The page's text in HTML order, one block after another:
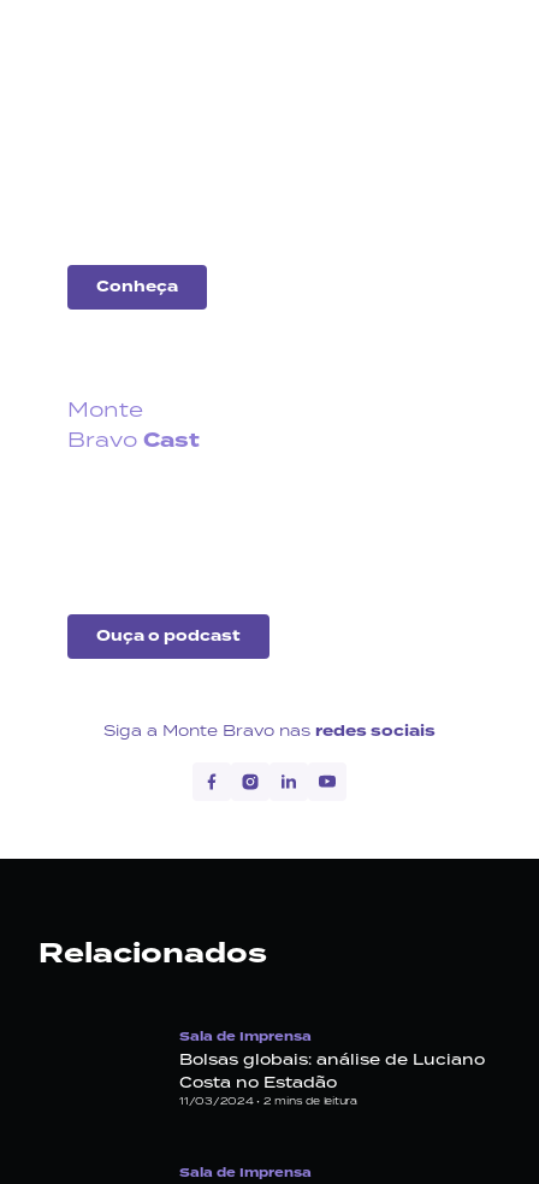
Conheça
Monte
Bravo Cast
Ouça o podcast
Siga a Monte Bravo nas redes sociais
Relacionados
Sala de Imprensa
Bolsas globais: análise de Luciano
Costa no Estadão
11/03/2024 • 2 mins de leitura
Sala de Imprensa